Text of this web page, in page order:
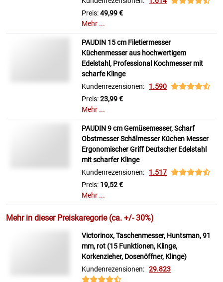
Preis:49,99 €
Mehr ...
PAUDIN 15 cm Filetiermesser
Küchenmesser aus hochwertigem
Edelstahl, Professional Kochmesser mit
scharfe Klinge
Kundenrezensionen: 1.590
Preis:23,99 €
Mehr ...
PAUDIN 9 cm Gemüsemesser, Scharf
Obstmesser Schälmesser Küchen Messer
Ergonomischer Griff Deutscher Edelstahl
mit scharfer Klinge
Kundenrezensionen: 1.517
Preis: 19,52 €
Mehr ...
Mehr in dieser Preiskaregorie (ca. +/- 30%)
Victorinox, Taschenmesser, Huntsman, 91
mm, rot (15 Funktionen, Klinge,
Korkenzieher, Dosenöffner, Klinge)
Kundenrezensionen: 29.823